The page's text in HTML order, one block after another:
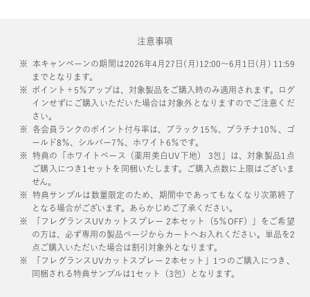
注意事項
本キャンペーンの期間は2026年4月27日(月)12:00～6月1日(月) 11:59
までとなります。
ポイント＋5％アップは、対象製品をご購入時のみ適用されます。ログ
インせずにご購入いただいた場合は対象外となりますのでご注意くだ
さい。
各会員ランクのポイント付与率は、ブラック15％、プラチナ10％、ゴ
ールド8％、シルバー7％、ホワイト6％です。
特典の「ホワイトベース（薬用美白UV下地） 3包」は、対象製品1点
ご購入につき1セットを同梱いたします。ご購入点数に上限はございま
せん。
特典サンプルは数量限定のため、期間中であってもなくなり次第終了
となる場合がございます。あらかじめご了承ください。
「フレグランスUVカットスプレー 2本セット（5％OFF）」をご希望
の方は、必ず専用の製品ページからカートへお入れください。単品を2
点ご購入いただいた場合は割引対象外となります。
「フレグランスUVカットスプレー 2本セット」1つのご購入につき、
同梱される特典サンプルは1セット（3包）となります。